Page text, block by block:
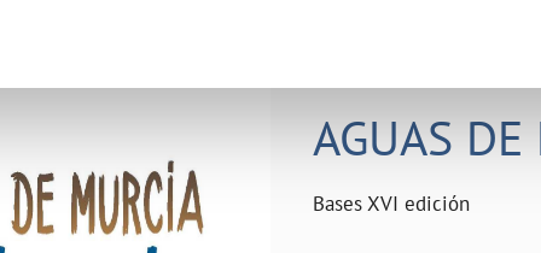
VER TODAS LAS GESTIONES
comunitarios
AGUAS
Bases XVI edición